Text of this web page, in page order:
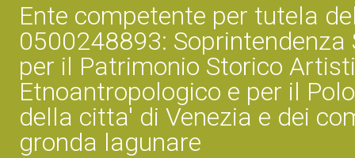
Ente competente per tutela
0500248893: Soprintendenza
per il Patrimonio Storico
Etnoantropologico e per il
della citta' di Venezia e dei
gronda lagunare